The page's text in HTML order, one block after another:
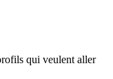
qui veulent aller